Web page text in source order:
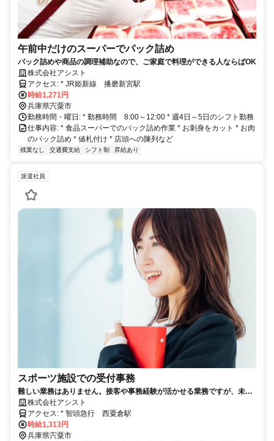
午前中だけのスーパーでパック詰め
パック詰めや商品の調理補助なので、ご家庭で料理ができる人ならばOK
株式会社アシスト
アクセス: * JR姫新線 播磨新宮駅
時給1,271円
兵庫県宍粟市
勤務時間・曜日: * 勤務時間 8:00～12:00 * 週4日～5日のシフト勤務
仕事内容: * 食品スーパーでのパック詰め作業 * お刺身をカット * お肉
のパック詰め * 値札付け * 店頭への陳列など
残業なし 交通費支給 シフト制 昇給あり
派遣社員
スポーツ施設での受付事務
難しい業務はありません。接客や事務経験が活かせる業務ですが、未経
験者も適性があれば楽しくお仕事できますよ。
株式会社アシスト
アクセス: * 智頭急行 西粟倉駅
時給1,313円
兵庫県宍粟市